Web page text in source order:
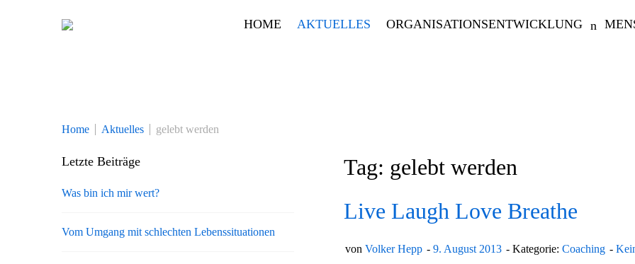
HOME AKTUELLES ORGANISATIONSENTWICKLUNG
Home Aktuelles gelebt werden
Tag: gelebt werden
Live Laugh Love Breathe
von Volker Hepp 9. August 2013 Kategorie: Coaching
Letzte Beiträge
Was bin ich mir wert?
Vom Umgang mit schlechten Lebenssituationen